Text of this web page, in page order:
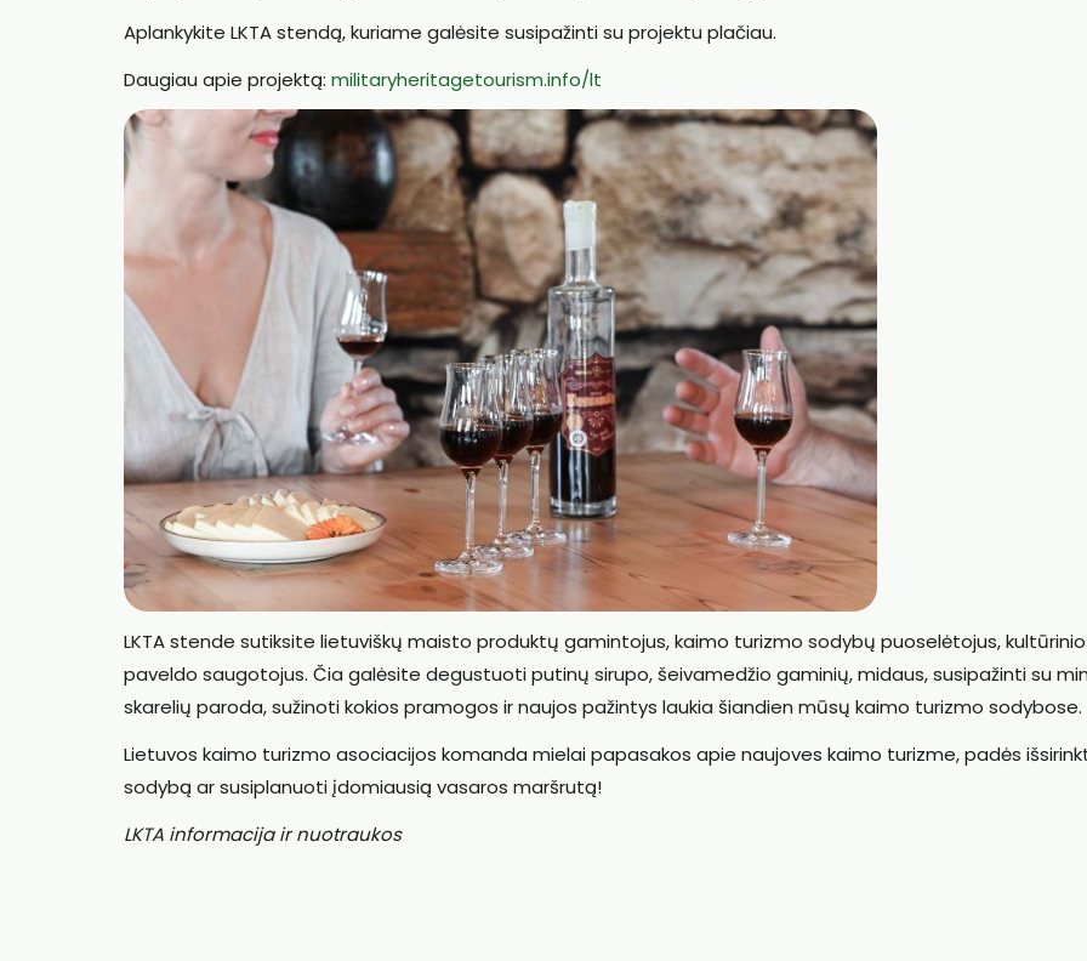
Aplankykite LKTA stendą, kuriame galėsite susipažinti su projektu plačiau.
Daugiau apie projektą: militaryheritagetourism.info/lt
LKTA stende sutiksite lietuviškų maisto produktų gamintojus, kaimo turizmo sodybų puoselėtojus, kultūrinio
paveldo saugotojus. Čia galėsite degustuoti putinų sirupo, šeivamedžio gaminių, midaus, susipažinti su
skarelių paroda, sužinoti kokios pramogos ir naujos pažintys laukia šiandien mūsų kaimo turizmo sodybose.
Lietuvos kaimo turizmo asociacijos komanda mielai papasakos apie naujoves kaimo turizme, padės
sodybą ar susiplanuoti įdomiausią vasaros maršrutą!
LKTA informacija ir nuotraukos